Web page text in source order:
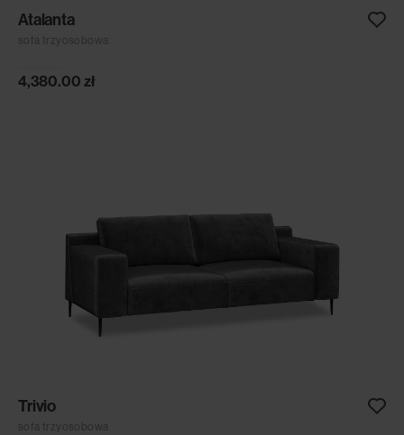
Atalanta
sofa trzyosobowa
4,380.00 zł
Trivio
sofa trzyosobowa